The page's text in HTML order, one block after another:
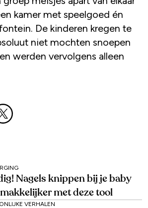
kamer met speelgoed én
De kinderen kregen te
niet mochten snoepen
werden vervolgens alleen
Nagels knippen bij je baby
met deze tool
VERHALEN